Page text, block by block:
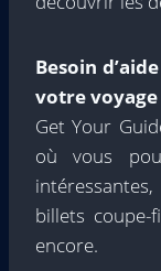
Besoin
votre voyage
Get Your
où vous
billets
encore.